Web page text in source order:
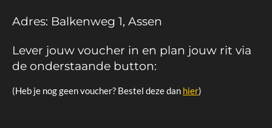
Adres: Balkenweg 1, Assen
Lever jouw voucher in en plan jouw rit via
de onderstaande button:
(Heb je nog geen voucher? Bestel deze dan hier)